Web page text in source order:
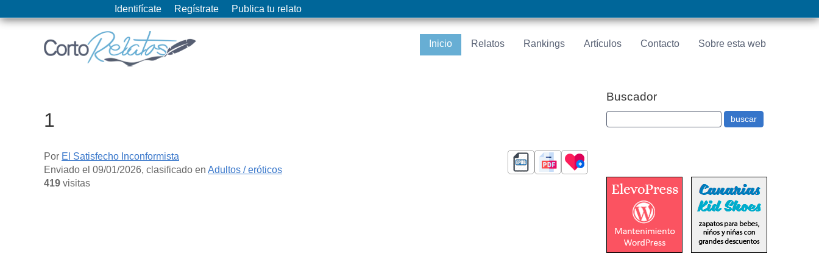
Identifícate Regístrate Publica tu relato
Inicio Relatos Rankings Artículos Contacto Sobre esta web
1
Por El Satisfecho Inconformista
Enviado el 09/01/2026, clasificado en Adultos / eróticos
419 visitas
Buscador